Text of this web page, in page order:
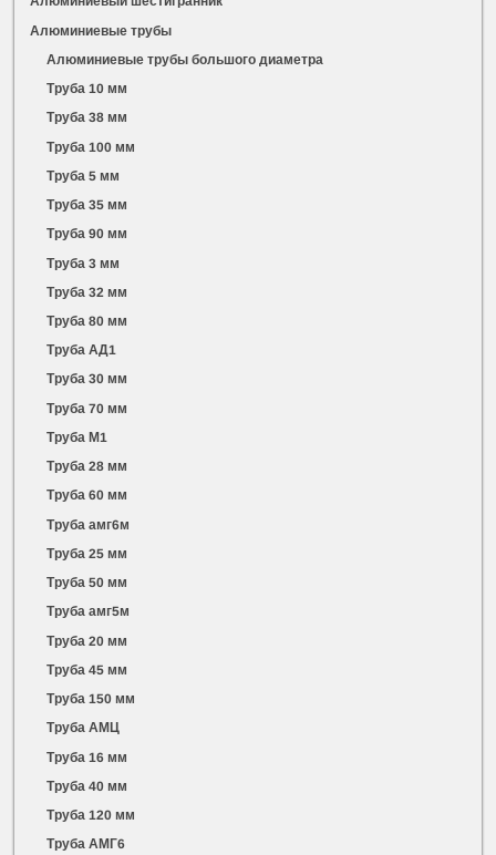
Алюминиевые трубы
Алюминиевые трубы большого диаметра
Труба 10 мм
Труба 38 мм
Труба 100 мм
Труба 5 мм
Труба 35 мм
Труба 90 мм
Труба 3 мм
Труба 32 мм
Труба 80 мм
Труба АД1
Труба 30 мм
Труба 70 мм
Труба М1
Труба 28 мм
Труба 60 мм
Труба амг6м
Труба 25 мм
Труба 50 мм
Труба амг5м
Труба 20 мм
Труба 45 мм
Труба 150 мм
Труба АМЦ
Труба 16 мм
Труба 40 мм
Труба 120 мм
Труба АМГ6